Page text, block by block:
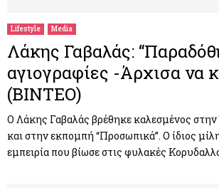
Lifestyle Media
Λάκης Γαβαλάς:
αγιογραφίες -Άρχισα να
(ΒΙΝΤΕΟ)
Ο Λάκης Γαβαλάς βρέθηκε καλεσμένος
και στην εκπομπή “Προσωπικά”. Ο ίδιος
εμπειρία που βίωσε στις φυλακές